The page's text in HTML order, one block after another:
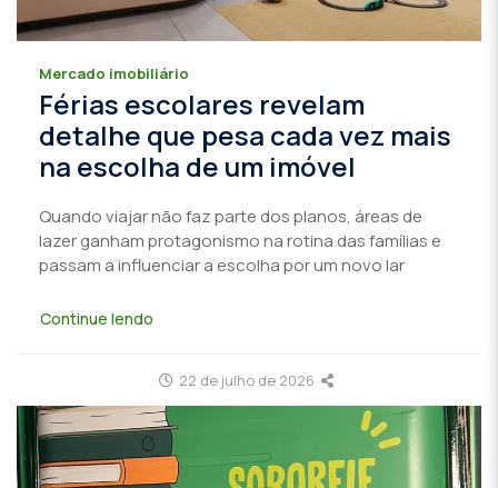
Mercado imobiliário
Férias escolares revelam
detalhe que pesa cada vez mais
na escolha de um imóvel
Quando viajar não faz parte dos planos, áreas de
lazer ganham protagonismo na rotina das famílias e
passam a influenciar a escolha por um novo lar
Continue lendo
22 de julho de 2026